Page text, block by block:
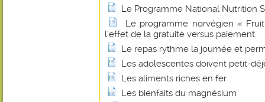
Le Programme National Nutrition
Le programme norvégien «
l'effet de la gratuité versus paiement
Le repas rythme la journée et
Les adolescentes doivent petit-
Les aliments riches en fer
Les bienfaits du magnésium